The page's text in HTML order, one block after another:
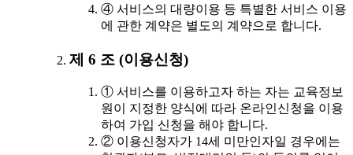
④ 서비스의 대량이용 등 특별한 서비스 이용
에 관한 계약은 별도의 계약으로 합니다.
제 6 조 (이용신청)
① 서비스를 이용하고자 하는 자는 교육정보
원이 지정한 양식에 따라 온라인신청을 이용
하여 가입 신청을 해야 합니다.
② 이용신청자가 14세 미만인자일 경우에는